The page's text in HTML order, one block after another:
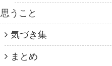
思うこと
気づき集
まとめ